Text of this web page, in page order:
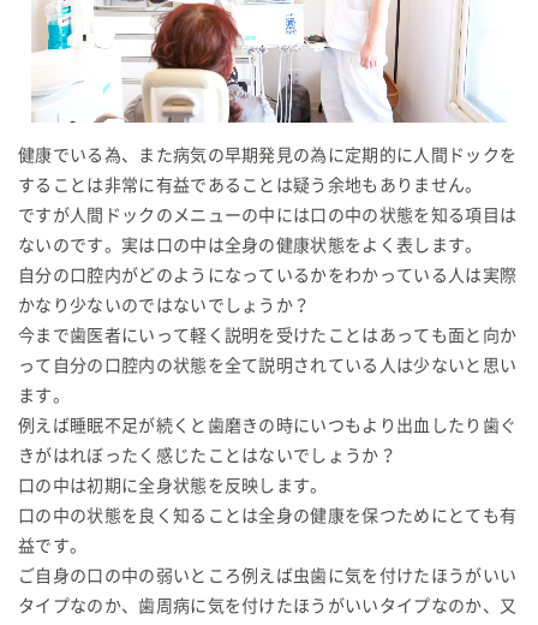
健康でいる為、また病気の早期発見の為に定期的に人間ドックを
することは非常に有益であることは疑う余地もありません。
ですが人間ドックのメニューの中には口の中の状態を知る項目は
ないのです。実は口の中は全身の健康状態をよく表します。
自分の口腔内がどのようになっているかをわかっている人は実際
かなり少ないのではないでしょうか？
今まで歯医者にいって軽く説明を受けたことはあっても面と向か
って自分の口腔内の状態を全て説明されている人は少ないと思い
ます。
例えば睡眠不足が続くと歯磨きの時にいつもより出血したり歯ぐ
きがはれぼったく感じたことはないでしょうか？
口の中は初期に全身状態を反映します。
口の中の状態を良く知ることは全身の健康を保つためにとても有
益です。
ご自身の口の中の弱いところ例えば虫歯に気を付けたほうがいい
タイプなのか、歯周病に気を付けたほうがいいタイプなのか、又